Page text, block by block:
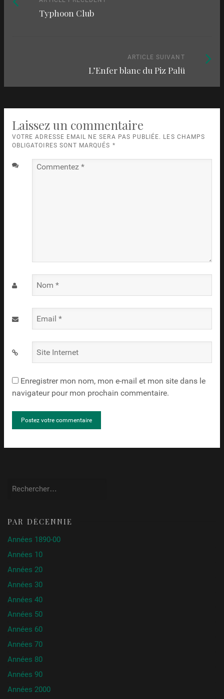
parmi
Typhoon Club
ARTICLE SUIVANT
L’Enfer blanc du Piz Palü
Article
Laissez un commentaire
VOTRE ADRESSE EMAIL NE SERA PAS PUBLIÉE. LES CHAMPS
OBLIGATOIRES SONT MARQUÉS *
Commentez
Nom
Email
Site
Internet
Enregistrer mon nom, mon e-mail et mon site dans le
navigateur pour mon prochain commentaire.
PAR DÉCENNIE
Années 1890-00
Années 10
Années 20
Années 30
Années 40
Années 50
Années 60
Années 70
Années 80
Années 90
Années 2000